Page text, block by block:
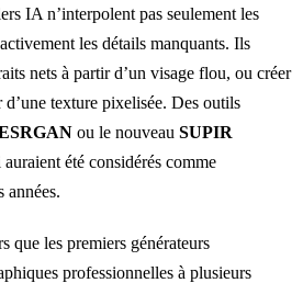
IA n’interpolent pas seulement les
les détails manquants. Ils
nets à partir d’un visage flou, ou créer
texture pixelisée. Des outils
ou le nouveau SUPIR
été considérés comme
années.
que les premiers générateurs
professionnelles à plusieurs